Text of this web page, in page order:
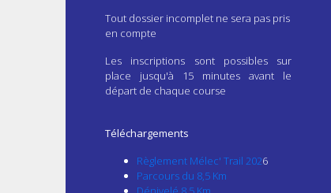
Tout dossier incomplet ne sera pas pris
en compte
Les inscriptions sont possibles sur
place jusqu'à 15 minutes avant le
départ de chaque course
Téléchargements
Règlement Mélec' Trail 2026
Parcours du 8,5 Km